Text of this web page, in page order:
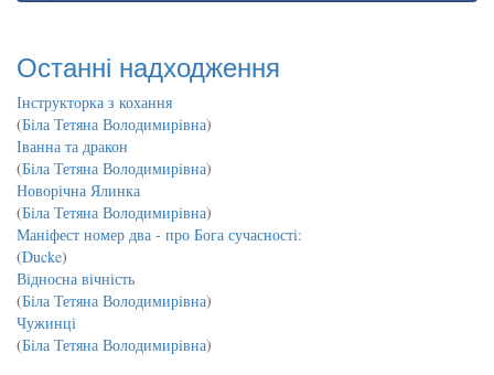
Останні надходження
Інструкторка з кохання
(Біла Тетяна Володимирівна)
Іванна та дракон
(Біла Тетяна Володимирівна)
Новорічна Ялинка
(Біла Тетяна Володимирівна)
Маніфест номер два - про Бога сучасності:
(Ducke)
Відносна вічність
(Біла Тетяна Володимирівна)
Чужинці
(Біла Тетяна Володимирівна)